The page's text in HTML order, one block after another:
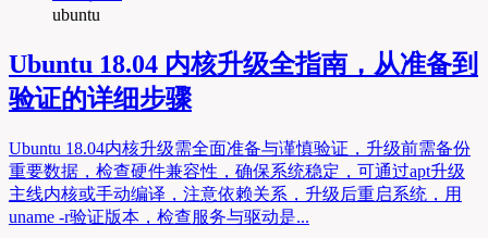
ubuntu
Ubuntu 18.04 内核升级全指南，从准备到
验证的详细步骤
Ubuntu 18.04内核升级需全面准备与谨慎验证，升级前需备份
重要数据，检查硬件兼容性，确保系统稳定，可通过apt升级
主线内核或手动编译，注意依赖关系，升级后重启系统，用
uname -r验证版本，检查服务与驱动是...